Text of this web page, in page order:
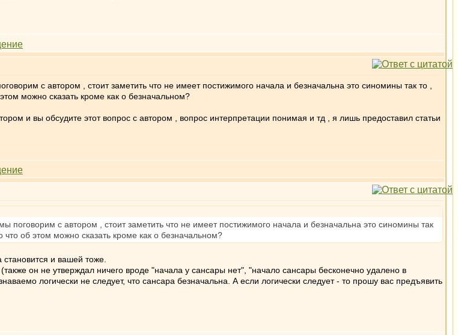
с автором , стоит заметить что не имеет постижимого начала и безначальна это синомины так то ,
можно сказать кроме как о безначальном?
и вы обсудите этот вопрос с автором , вопрос интерпретации понимая и тд , я лишь предоставил статьи
поговорим с автором , стоит заметить что не имеет постижимого начала и безначальна это синомины так
что об этом можно сказать кроме как о безначальном?
и вашей тоже.
он не утверждал ничего вроде "начала у сансары нет", "начало сансары бесконечно удалено в
логически не следует, что сансара безначальна. А если логически следует - то прошу вас предъявить